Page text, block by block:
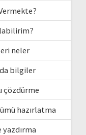
neler
bilgiler
çözdürme
hazırlatma